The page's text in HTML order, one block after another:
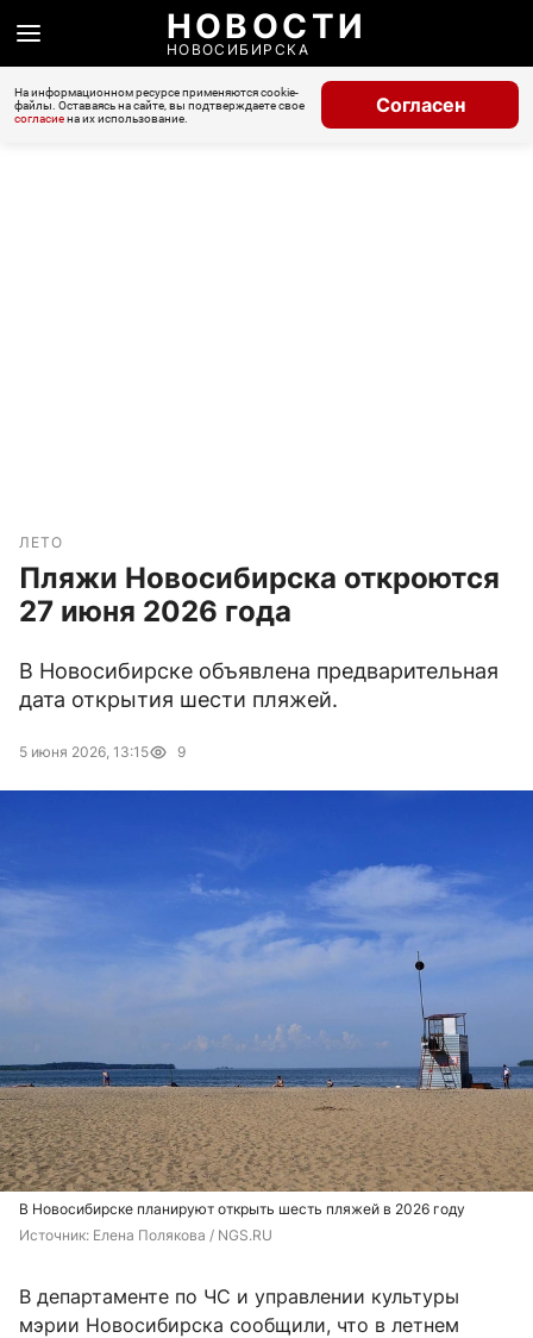
НОВОСТИ
НОВОСИБИРСКА
На информационном ресурсе применяются cookie-
файлы. Оставаясь на сайте, вы подтверждаете свое
согласиена их использование.
Согласен
ЛЕТО
Пляжи Новосибирска откроются
27 июня 2026 года
В Новосибирске объявлена предварительная
дата открытия шести пляжей.
5 июня 2026, 13:15 9
В Новосибирске планируют открыть шесть пляжей в 2026 году
Источник: Елена Полякова / NGS.RU
В департаменте по ЧС и управлении культуры
мэрии Новосибирска сообщили, что в летнем